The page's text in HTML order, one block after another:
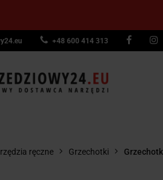
+48 600 414 313
Narzędzia
Narzędzia
ręczne Grzechotki